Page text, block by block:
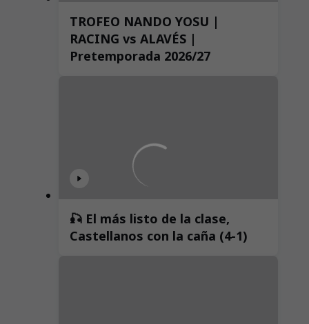
TROFEO NANDO YOSU |
RACING vs ALAVÉS |
Pretemporada 2026/27
🎣 El más listo de la clase,
Castellanos con la caña (4-1)